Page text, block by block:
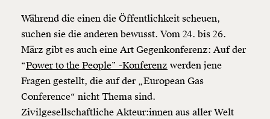
Während die einen die Öffentlichkeit scheuen,
suchen sie die anderen bewusst. Vom 24. bis 26.
März gibt es auch eine Art Gegenkonferenz: Auf der
“Power to the People” -Konferenz werden jene
Fragen gestellt, die auf der „European Gas
Conference“ nicht Thema sind.
Zivilgesellschaftliche Akteur:innen aus aller Welt